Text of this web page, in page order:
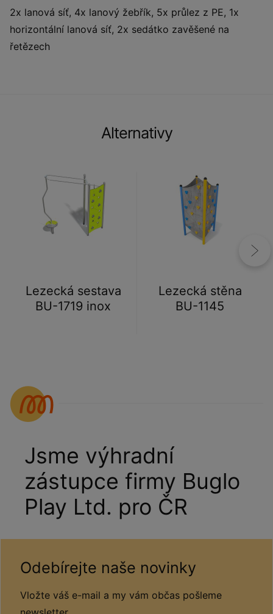
2x lanová síť, 4x lanový žebřík, 5x průlez z PE, 1x
horizontální lanová síť, 2x sedátko zavěšené na
řetězech
Alternativy
Lezecká sestava
BU-1719 inox
Lezecká stěna
BU-1145
Jsme výhradní
zástupce firmy Buglo
Play Ltd. pro ČR
Odebírejte naše novinky
Vložte váš e-mail a my vám občas pošleme